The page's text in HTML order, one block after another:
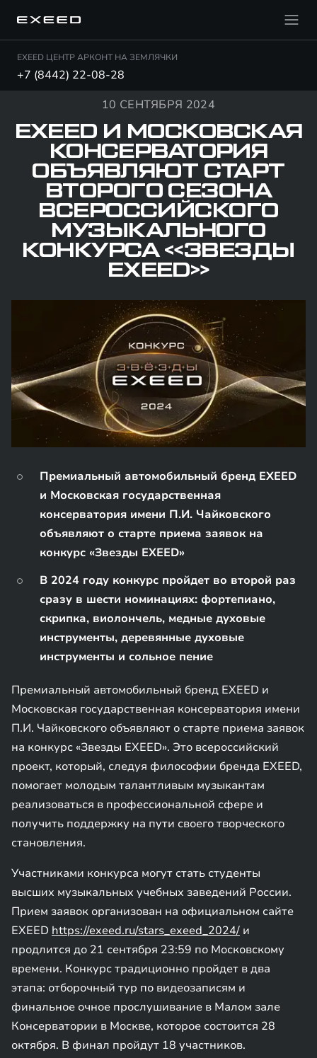
EXEED ЦЕНТР АРКОНТ НА ЗЕМЛЯЧКИ
+7 (8442) 22-08-28
10 СЕНТЯБРЯ 2024
EXEED И МОСКОВСКАЯ
КОНСЕРВАТОРИЯ
ОБЪЯВЛЯЮТ СТАРТ
ВТОРОГО СЕЗОНА
ВСЕРОССИЙСКОГО
МУЗЫКАЛЬНОГО
КОНКУРСА «ЗВЕЗДЫ
EXEED»
Премиальный автомобильный бренд EXEED
и Московская государственная
консерватория имени П.И. Чайковского
объявляют о старте приема заявок на
конкурс «Звезды EXEED»
В 2024 году конкурс пройдет во второй раз
сразу в шести номинациях: фортепиано,
скрипка, виолончель, медные духовые
инструменты, деревянные духовые
инструменты и сольное пение
Премиальный автомобильный бренд EXEED и
Московская государственная консерватория имени
П.И. Чайковского объявляют о старте приема заявок
на конкурс «Звезды EXEED». Это всероссийский
проект, который, следуя философии бренда EXEED,
помогает молодым талантливым музыкантам
реализоваться в профессиональной сфере и
получить поддержку на пути своего творческого
становления.
Участниками конкурса могут стать студенты
высших музыкальных учебных заведений России.
Прием заявок организован на официальном сайте
EXEED https://exeed.ru/stars_exeed_2024/ и
продлится до 21 сентября 23:59 по Московскому
времени. Конкурс традиционно пройдет в два
этапа: отборочный тур по видеозаписям и
финальное очное прослушивание в Малом зале
Консерватории в Москве, которое состоится 28
октября. В финал пройдут 18 участников.